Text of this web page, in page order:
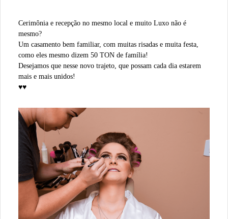
Cerimônia e recepção no mesmo local e muito Luxo não é
mesmo?
Um casamento bem familiar, com muitas risadas e muita festa,
como eles mesmo dizem 50 TON de família!
Desejamos que nesse novo trajeto, que possam cada dia estarem
mais e mais unidos!
♥♥